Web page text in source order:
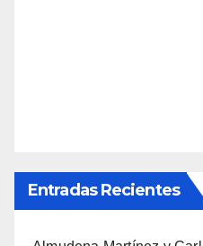
Entradas Recientes